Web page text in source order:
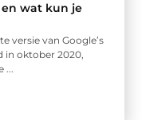
en wat kun je
versie van Google’s
in oktober 2020,
...